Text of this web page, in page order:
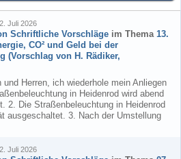
Juli 2026
Schriftliche Vorschläge im Thema 13.
CO² und Geld bei der
(Vorschlag von H. Rädiker,
und Herren, ich wiederhole mein Anliegen
in Heidenrod wird abend
2. Die Straßenbeleuchtung in Heidenrod
ausgeschaltet. 3. Nach der Umstellung
Juli 2026